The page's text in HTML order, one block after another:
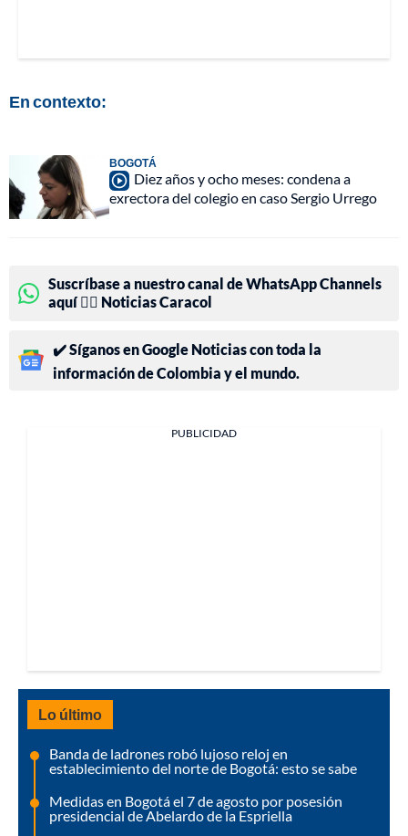
En contexto:
BOGOTÁ
Diez años y ocho meses: condena a
exrectora del colegio en caso Sergio Urrego
Suscríbase a nuestro canal de WhatsApp Channels
aquí 👉🏻 Noticias Caracol
✔️ Síganos en Google Noticias con toda la
información de Colombia y el mundo.
PUBLICIDAD
Lo último
Banda de ladrones robó lujoso reloj en
establecimiento del norte de Bogotá: esto se sabe
Medidas en Bogotá el 7 de agosto por posesión
presidencial de Abelardo de la Espriella